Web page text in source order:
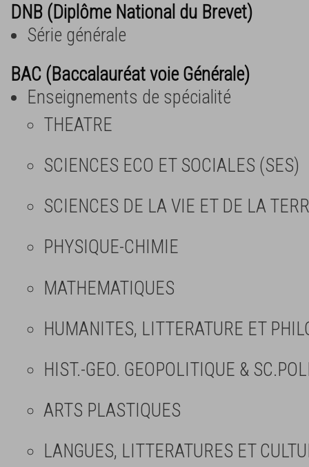
DNB (Diplôme National du Brevet)
Série générale
BAC (Baccalauréat voie Générale)
Enseignements de spécialité
THEATRE
SCIENCES ECO ET SOCIALES (SES)
SCIENCES DE LA VIE ET DE LA
PHYSIQUE-CHIMIE
MATHEMATIQUES
HUMANITES, LITTERATURE ET
HIST.-GEO. GEOPOLITIQUE &
ARTS PLASTIQUES
LANGUES, LITTERATURES ET